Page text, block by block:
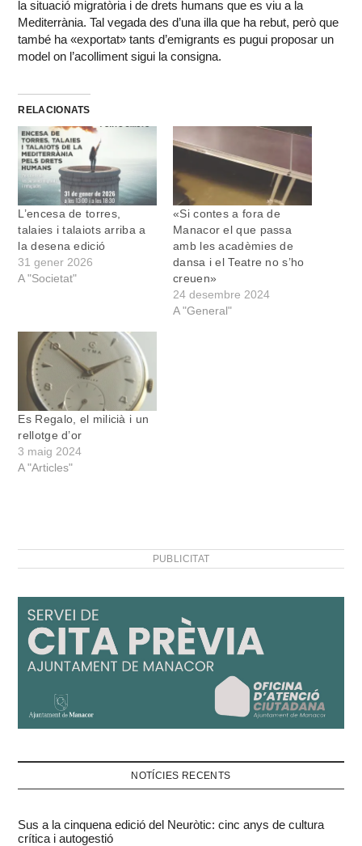
la situació migratòria i de drets humans que es viu a la
Mediterrània. Tal vegada des d’una illa que ha rebut, però que
també ha «exportat» tants d’emigrants es pugui proposar un
model on l’acolliment sigui la consigna.
RELACIONATS
L’encesa de torres,
talaies i talaiots arriba a
la desena edició
31 gener 2026
A "Societat"
«Si contes a fora de
Manacor el que passa
amb les acadèmies de
dansa i el Teatre no s’ho
creuen»
24 desembre 2024
A "General"
Es Regalo, el milicià i un
rellotge d’or
3 maig 2024
A "Articles"
PUBLICITAT
NOTÍCIES RECENTS
Sus a la cinquena edició del Neuròtic: cinc anys de cultura
crítica i autogestió